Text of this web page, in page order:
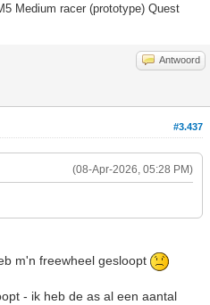
Medium racer (prototype) Quest
Antwoord
#3.437
(08-Apr-2026, 05:28 PM)
m'n freewheel gesloopt
- ik heb de as al een aantal